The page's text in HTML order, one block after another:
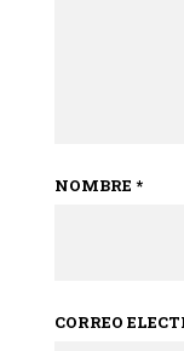
NOMBRE *
CORREO